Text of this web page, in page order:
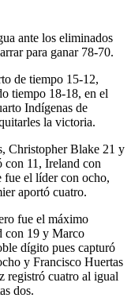
ante los eliminados
para ganar 78-70.
de tiempo 15-12,
tiempo 18-18, en el
Indígenas de
la victoria.
Christopher Blake 21 y
con 11, Ireland con
fue el líder con ocho,
aportó cuatro.
fue el máximo
con 19 y Marco
dígito pues capturó
y Francisco Huertas
registró cuatro al igual
dos.